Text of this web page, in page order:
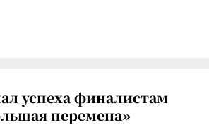
успеха финалистам
перемена»